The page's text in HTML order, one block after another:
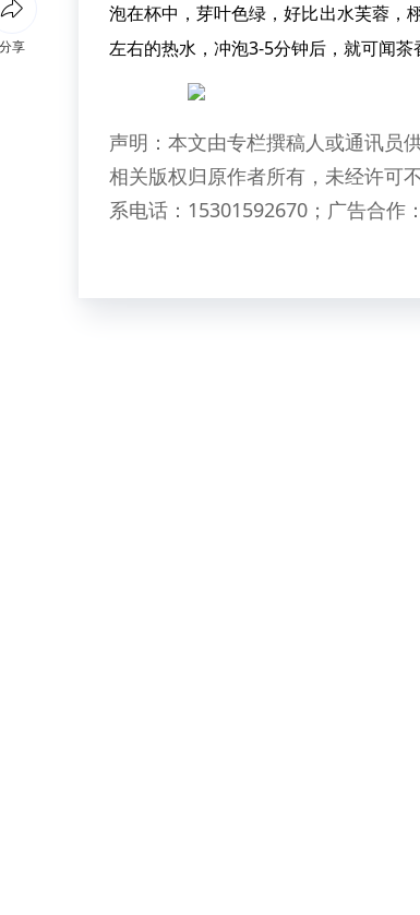
泡在杯中，芽叶色绿，好比出水芙蓉
左右的热水，冲泡3-5分钟后，就可闻茶
声明：本文由专栏撰稿人或通讯员
相关版权归原作者所有，未经许可
系电话：15301592670；广告合作
分享